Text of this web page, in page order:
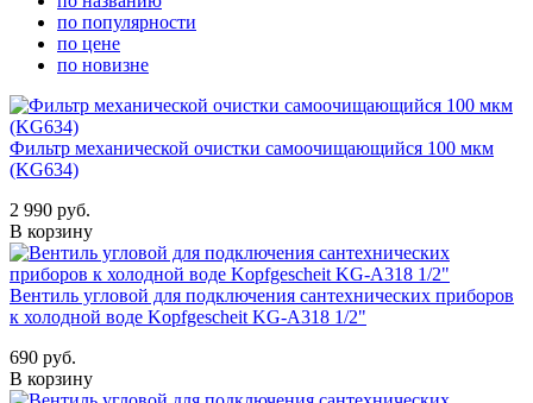
по популярности
по цене
по новизне
Фильтр механической очистки самоочищающийся 100 мкм
(KG634)
2 990 руб.
В корзину
Вентиль угловой для подключения сантехнических приборов
к холодной воде Kopfgescheit KG-A318 1/2"
690 руб.
В корзину